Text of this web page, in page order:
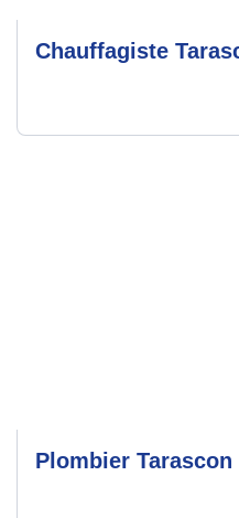
Chauffagiste
Plombier Tarascon